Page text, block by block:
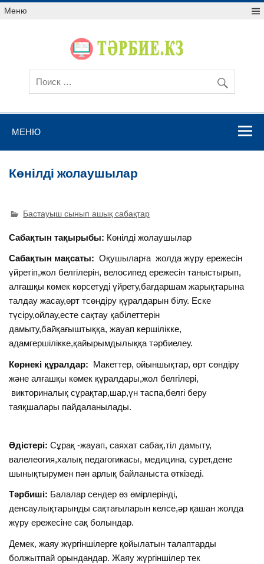
Меню
МЕНЮ
Көнілді жолаушылар
Бастауыш сынып ашық сабақтар
Сабақтын тақырыбы: Көнілді жолаушылар
Сабақтын мақсаты: Оқушыларға жолда жүру ережесін
үйретіп,жол белгілерін, велосипед ережесін таныстырып,
алғашқы көмек көрсетуді үйрету,бағдаршам жарықтарына
талдау жасау,өрт тсөндіру құралдарын білу. Еске
түсіру,ойлау,есте сақтау қабілеттерін
дамыту,байқағыштыққа, жауап кершілікке,
адамгершілікке,қайырымдылыққа тәрбиелеу.
Көрнекі құралдар: Макеттер, ойыншықтар, өрт сөндіру
және алғашқы көмек құралдары,жол белгілері,
викториналық сұрақтар,шар,үн таспа,белгі беру
таяқшалары пайдаланылады.
Әдістері: Сұрақ -жауап, саяхат сабақ,тіл дамыту,
валелеогия,халық педагогикасы, медицина, сурет,дене
шынықтырумен пән арлық байланыста өткізеді.
Тәрбиші: Балалар сендер өз өмірлерінді,
денсаулықтарынды сақтағыларын келсе,әр қашан жолда
жүру ережесіне сақ болындар.
Демек, жаяу жүргіншілерге қойылатын талаптарды
болжытпай орындандар. Жаяу жүргіншілер тек